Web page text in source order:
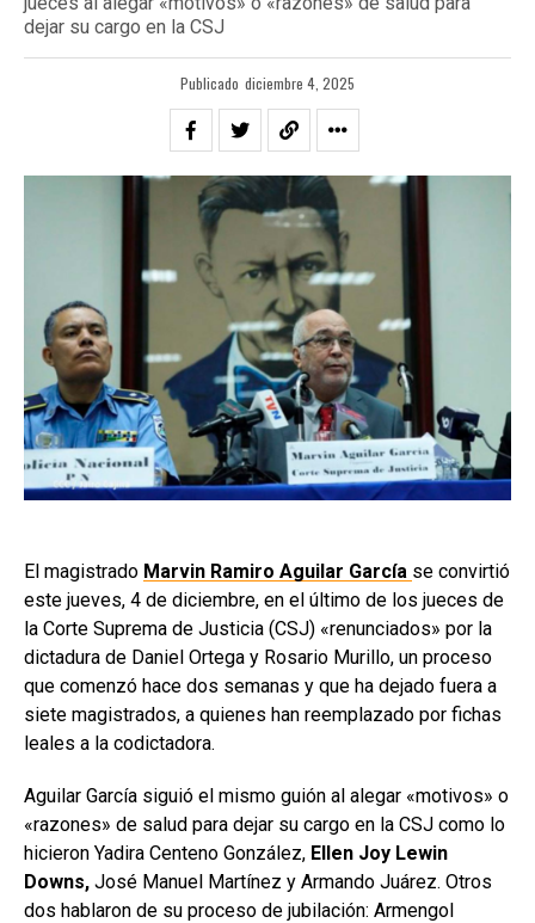
dejar su cargo en la CSJ
Publicado diciembre 4, 2025
El magistrado Marvin Ramiro Aguilar García se convirtió
este jueves, 4 de diciembre, en el último de los jueces de
la Corte Suprema de Justicia (CSJ) «renunciados» por la
dictadura de Daniel Ortega y Rosario Murillo, un proceso
que comenzó hace dos semanas y que ha dejado fuera a
siete magistrados, a quienes han reemplazado por fichas
leales a la codictadora.
Aguilar García siguió el mismo guión al alegar «motivos» o
«razones» de salud para dejar su cargo en la CSJ como lo
hicieron Yadira Centeno González, Ellen Joy Lewin
Downs, José Manuel Martínez y Armando Juárez. Otros
dos hablaron de su proceso de jubilación: Armengol